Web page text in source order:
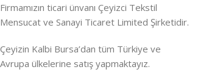
Firmamızın ticari ünvanı Çeyizci Tekstil
Mensucat ve Sanayi Ticaret Limited Şirketidir.
Çeyizin Kalbi Bursa’dan tüm Türkiye ve
Avrupa ülkelerine satış yapmaktayız.